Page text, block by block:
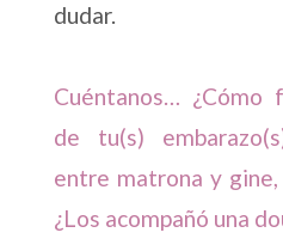
dudar.
Cuéntanos…
de tu(s)
entre matrona y
¿Los acompañó una